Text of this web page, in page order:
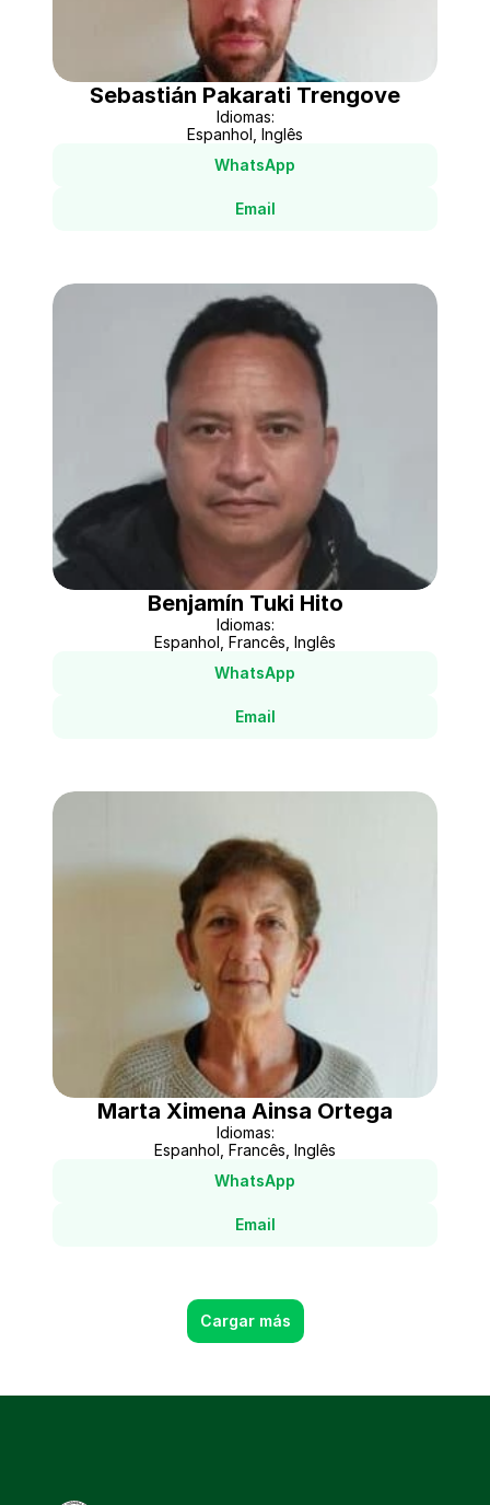
Sebastián Pakarati Trengove
Idiomas:
Espanhol, Inglês
WhatsApp
Email
Benjamín Tuki Hito
Idiomas:
Espanhol, Francês, Inglês
WhatsApp
Email
Marta Ximena Ainsa Ortega
Idiomas:
Espanhol, Francês, Inglês
WhatsApp
Email
Cargar más